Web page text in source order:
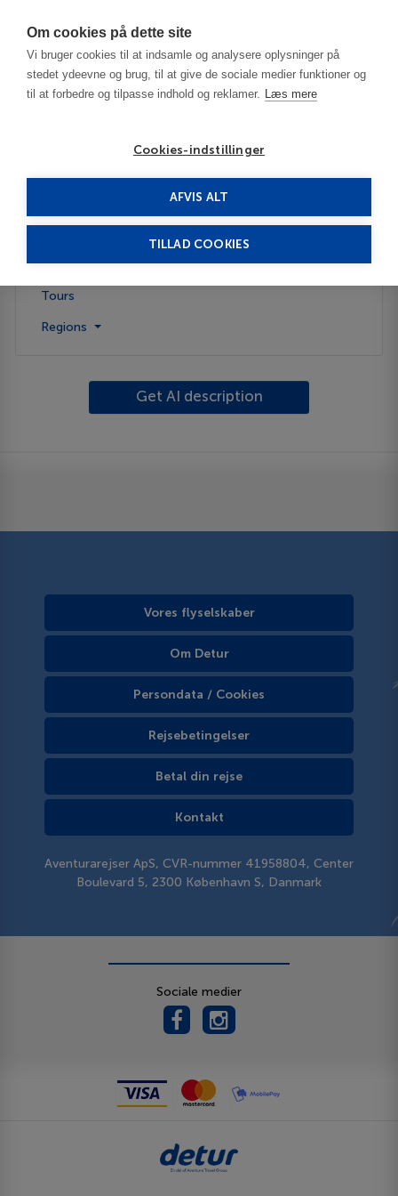
Om cookies på dette site
Vi bruger cookies til at indsamle og analysere oplysninger på
stedet ydeevne og brug, til at give de sociale medier funktioner og
til at forbedre og tilpasse indhold og reklamer. Læs mere
Cookies-indstillinger
AFVIS ALT
TILLAD COOKIES
Elkton - FL
Description
Tours
Regions
Get AI description
Vores flyselskaber
Om Detur
Persondata / Cookies
Rejsebetingelser
Betal din rejse
Kontakt
Aventurarejser ApS, CVR-nummer 41958804, Center
Boulevard 5, 2300 København S, Danmark
Sociale medier